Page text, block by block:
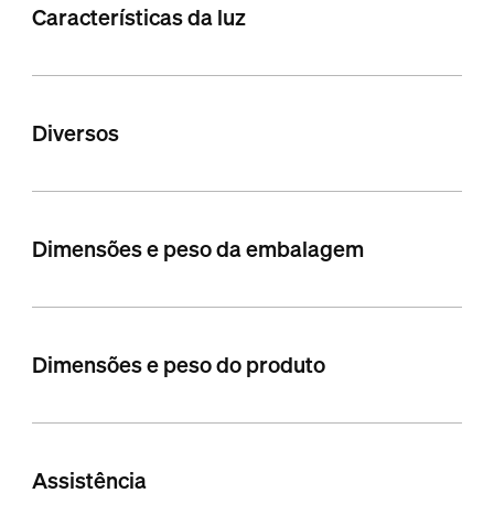
Características da luz
Diversos
Dimensões e peso da embalagem
Dimensões e peso do produto
Assistência